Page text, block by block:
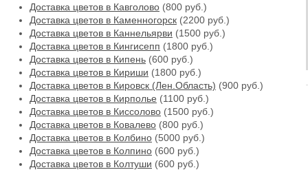
Доставка цветов в Кавголово (800 руб.)
Доставка цветов в Каменногорск (2200 руб.)
Доставка цветов в Каннельярви (1500 руб.)
Доставка цветов в Кингисепп (1800 руб.)
Доставка цветов в Кипень (600 руб.)
Доставка цветов в Кириши (1800 руб.)
Доставка цветов в Кировск (Лен.Область) (900 руб.)
Доставка цветов в Кирполье (1100 руб.)
Доставка цветов в Киссолово (1500 руб.)
Доставка цветов в Ковалево (800 руб.)
Доставка цветов в Колбино (5000 руб.)
Доставка цветов в Колпино (600 руб.)
Доставка цветов в Колтуши (600 руб.)